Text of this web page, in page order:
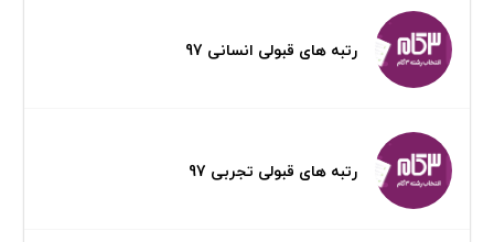
رتبه های قبولی انسانی 97
رتبه های قبولی تجربی 97